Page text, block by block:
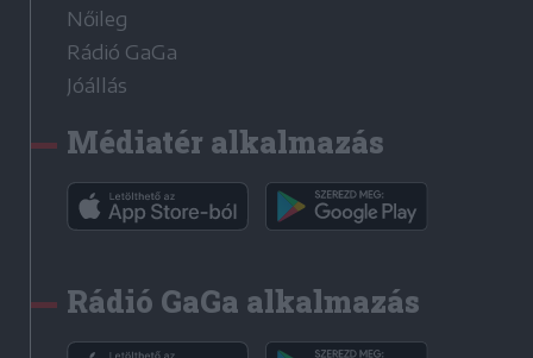
Nőileg
Rádió GaGa
Jóállás
Médiatér alkalmazás
Rádió GaGa alkalmazás